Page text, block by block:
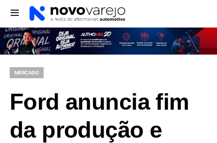
MERCADO
Ford anuncia fim
da produção e